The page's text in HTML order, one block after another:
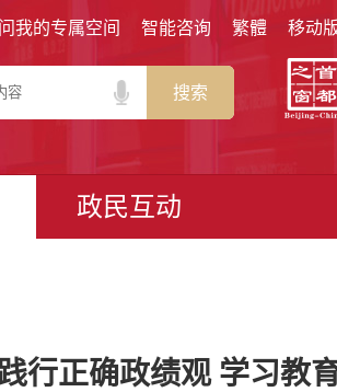
我的专属空间 智能咨询 繁體 移动
搜索
政民互动
行正确政绩观 学习教